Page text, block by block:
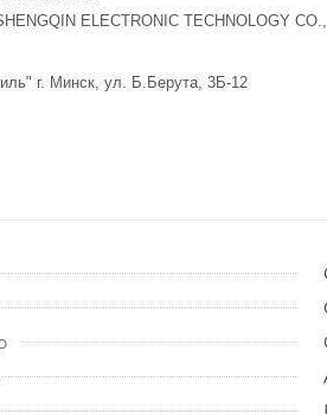
ELECTRONIC TECHNOLOGY
г. Минск, ул. Б.Берута, 3Б-12